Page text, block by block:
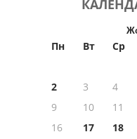
Пн Вт Ср
2
3 4
9
10 11
16
17 18